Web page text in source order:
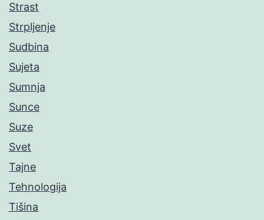
Strast
Strpljenje
Sudbina
Sujeta
Sumnja
Sunce
Suze
Svet
Tajne
Tehnologija
Tišina